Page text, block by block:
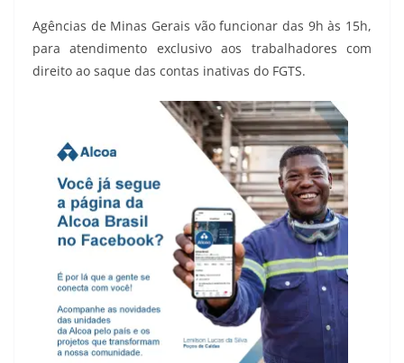
Agências de Minas Gerais vão funcionar das 9h às 15h,
para atendimento exclusivo aos trabalhadores com
direito ao saque das contas inativas do FGTS.